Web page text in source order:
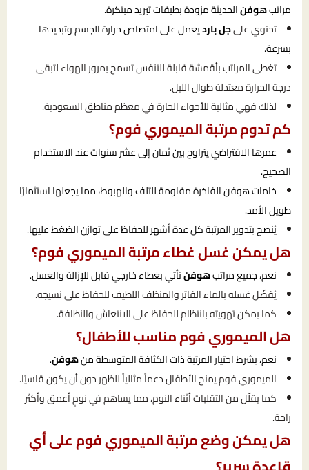
مراتبهوفنالحديثة مزودة بطبقات تبريد مبتكرة.
تحتوي علىجل بارديعمل على امتصاص حرارة الجسم وتبديدها
بسرعة.
تغطى المراتب بأقمشة قابلة للتنفس تسمح بمرور الهواء لتبقى
درجة الحرارة معتدلة طوال الليل.
لذلك فهي مثالية للأجواء الحارة في معظم مناطق السعودية.
كم تدوم مرتبة الميموري فوم؟
عمرها الافتراضي يتراوح بين ثمان إلى عشر سنوات عند الاستخدام
الصحيح.
خامات هوفن الفاخرة مقاومة للتلف والهبوط، مما يجعلها استثمارًا
طويل الأمد.
يُنصح بتدوير المرتبة كل عدة أشهر للحفاظ على توازن الضغط عليها.
هل يمكن غسل غطاء مرتبة الميموري فوم؟
نعم، جميع مراتبهوفنتأتي بغطاء خارجي قابل للإزالة والغسل.
يُفضّل غسله بالماء الفاتر والمنظف اللطيف للحفاظ على نسيجه.
كما يمكن تهويته بانتظام للحفاظ على الانتعاش والنظافة.
هل الميموري فوم مناسب للأطفال؟
نعم، بشرط اختيار المرتبة ذات الكثافة المتوسطة منهوفن.
الميموري فوم يمنح الأطفال دعماً مثالياً للظهر دون أن يكون قاسيًا.
كما يقلّل من التقلبات أثناء النوم، مما يساهم في نومٍ أعمق وأكثر
راحة.
هل يمكن وضع مرتبة الميموري فوم على أي